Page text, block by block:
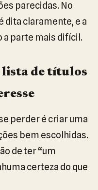
parecidas. No
dita claramente, e a
a parte mais difícil.
lista de títulos
perder é criar uma
bem escolhidas.
de ter “um
certeza do que